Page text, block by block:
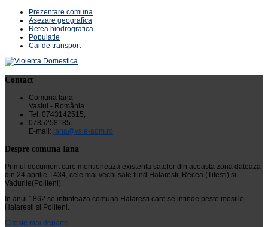
Prezentare comuna
Asezare geografica
Retea hiodrografica
Populatie
Cai de transport
Contact
Comuna Iana
Vaslui - România
Tel: 0743142515;
0785258185
E-mail: iana@vs.e-adm.ro
Despre comuna Iana
Primul document care mentioneaza existenta satelor din aceasta zona dateaza
din 24 aprilie 1434, cele mai vechi sate fiind Halaresti, Recea (Tifesti) si
Vadurile(Politeni).
In anul 1862 se infiinteaza comuna Halaresti care se intinde peste mosiile
Halaresti si Politeni.
Citeste mai departe...